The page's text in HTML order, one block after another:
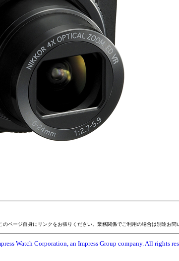
ページ自身にリンクをお張りください。業務関係でご利用の場合は別途お問
Watch Corporation, an Impress Group company. All rights